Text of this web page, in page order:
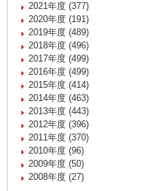
2021年度 (377)
2020年度 (191)
2019年度 (489)
2018年度 (496)
2017年度 (499)
2016年度 (499)
2015年度 (414)
2014年度 (463)
2013年度 (443)
2012年度 (396)
2011年度 (370)
2010年度 (96)
2009年度 (50)
2008年度 (27)